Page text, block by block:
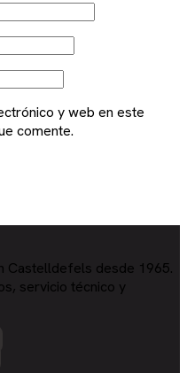
y web en este
comente.
Castelldefels desde 1965.
servicio técnico y